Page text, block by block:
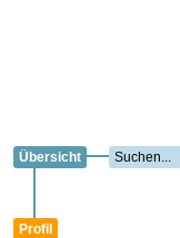
Übersicht
Profil